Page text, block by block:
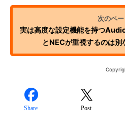
実は高度な設定機能を持つ
とNECが重視するのは別
Share Post